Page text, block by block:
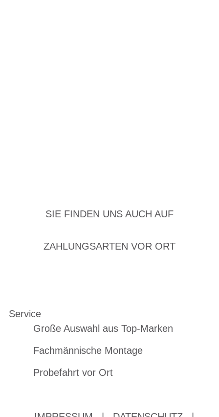
SIE FINDEN UNS AUCH AUF
ZAHLUNGSARTEN VOR ORT
Service
Große Auswahl aus Top-Marken
Fachmännische Montage
Probefahrt vor Ort